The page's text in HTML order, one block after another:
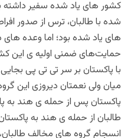
کشور های یاد شده سفیر داشته
شده با طالبان، ترس از صدور
های یاد شده بود؛ اما وعده
حمایت‌های ضمنی اولیه ی این
با پاکستان بر سر تی تی پی
میان ولی نعمتان دیروزی این
پاکستان پس از حمله ی هند به
طالبان از حمله ی هند به
انسجام گروه های مخالف